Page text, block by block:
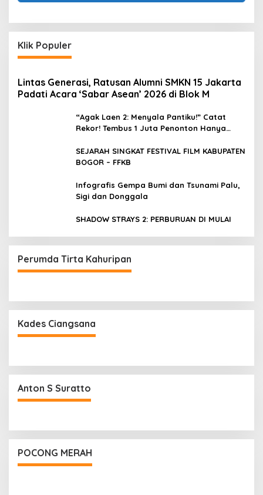
Klik Populer
Lintas Generasi, Ratusan Alumni SMKN 15 Jakarta
Padati Acara ‘Sabar Asean’ 2026 di Blok M
“Agak Laen 2: Menyala Pantiku!” Catat
Rekor! Tembus 1 Juta Penonton Hanya
SEJARAH SINGKAT FESTIVAL FILM KABUPATEN
BOGOR – FFKB
Infografis Gempa Bumi dan Tsunami Palu,
Sigi dan Donggala
SHADOW STRAYS 2: PERBURUAN DI MULAI
Perumda Tirta Kahuripan
Kades Ciangsana
Anton S Suratto
POCONG MERAH